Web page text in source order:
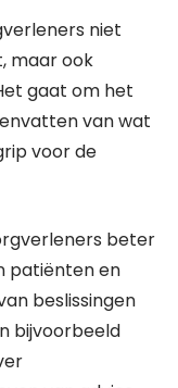
niet
maar ook
gaat om het
van wat
voor de
beter
patiënten en
beslissingen
bijvoorbeeld